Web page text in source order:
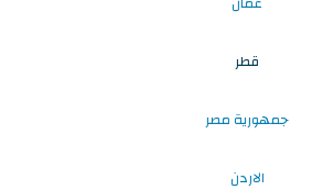
قطر
جمهورية مصر
الاردن